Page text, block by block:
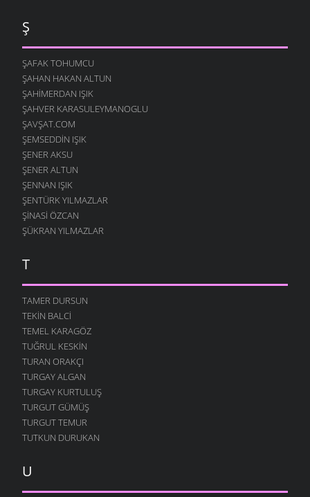
Ş
ŞAFAK TOHUMCU
ŞAHAN HAKAN ALTUN
ŞAHIMERDAN IŞIK
ŞAHVER KARASULEYMANOGLU
ŞAVŞAT.COM
ŞEMSEDDIN IŞIK
ŞENER AKSU
ŞENER ALTUN
ŞENNAN IŞIK
ŞENTÜRK YILMAZLAR
ŞINASI ÖZCAN
ŞÜKRAN YILMAZLAR
T
TAMER DURSUN
TEKIN BALCI
TEMEL KARAGÖZ
TUĞRUL KESKIN
TURAN ORAKÇI
TURGAY ALGAN
TURGAY KURTULUŞ
TURGUT GÜMÜŞ
TURGUT TEMUR
TUTKUN DURUKAN
U